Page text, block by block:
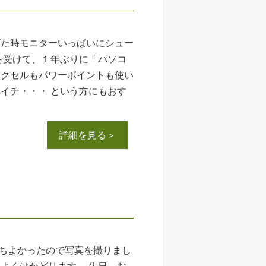
時モニターいっぱいにシュー
けて、１年ぶりに「パソコ
セルもパワーポイントも使い
チ・・・ という方にもおす
詳細を見る＞
よかったので写真を撮りまし